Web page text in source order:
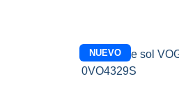
NUEVO